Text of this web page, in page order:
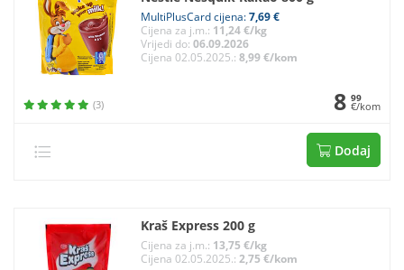
MultiPlusCard cijena:7,69 €
Cijena za j.m.: 11,24 €/kg
Vrijedi do: 06.09.2026
Cijena 02.05.2025.: 8,99 €/kom
(3) 8 99
€/kom
Dodaj
Kraš Express 200 g
Cijena za j.m.: 13,75 €/kg
Cijena 02.05.2025.: 2,75 €/kom